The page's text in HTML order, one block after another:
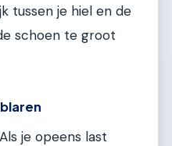
tussen je hiel en de
schoen te groot
je opeens last